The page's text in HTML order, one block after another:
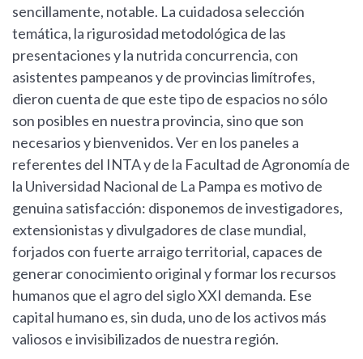
sencillamente, notable. La cuidadosa selección
temática, la rigurosidad metodológica de las
presentaciones y la nutrida concurrencia, con
asistentes pampeanos y de provincias limítrofes,
dieron cuenta de que este tipo de espacios no sólo
son posibles en nuestra provincia, sino que son
necesarios y bienvenidos. Ver en los paneles a
referentes del INTA y de la Facultad de Agronomía de
la Universidad Nacional de La Pampa es motivo de
genuina satisfacción: disponemos de investigadores,
extensionistas y divulgadores de clase mundial,
forjados con fuerte arraigo territorial, capaces de
generar conocimiento original y formar los recursos
humanos que el agro del siglo XXI demanda. Ese
capital humano es, sin duda, uno de los activos más
valiosos e invisibilizados de nuestra región.